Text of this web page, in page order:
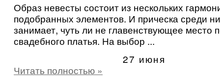
Образ невесты состоит из нескольких
подобранных элементов. И прическа среди
занимает, чуть ли не главенствующее место
свадебного платья. На выбор ...
27 июня
Читать полностью »